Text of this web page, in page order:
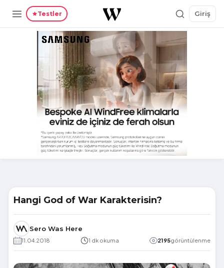
Testler Giriş
Hangi God of War Karakterisin?
Sero Was Here
11.04.2018 1 dk okuma 2195görüntülenme